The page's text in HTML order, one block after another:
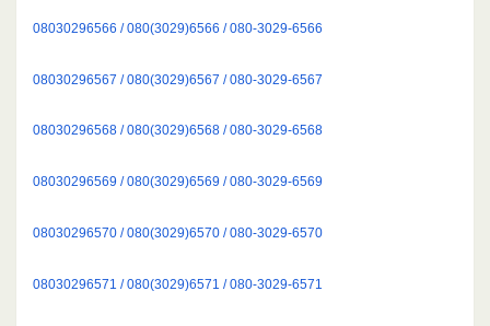
08030296566 / 080(3029)6566 / 080-3029-6566
08030296567 / 080(3029)6567 / 080-3029-6567
08030296568 / 080(3029)6568 / 080-3029-6568
08030296569 / 080(3029)6569 / 080-3029-6569
08030296570 / 080(3029)6570 / 080-3029-6570
08030296571 / 080(3029)6571 / 080-3029-6571